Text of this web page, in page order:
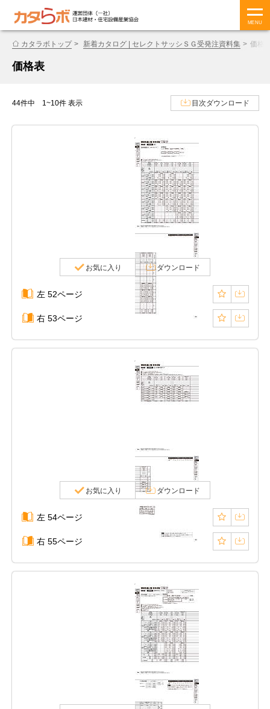
MENU
カタラボトップ 新着カタログ | セレクトサッシＳＧ受発注資料集 価格
価格表
44件中 1~10件 表示 目次ダウンロード
お気に入り ダウンロード
左 52ページ
右 53ページ
お気に入り ダウンロード
左 54ページ
右 55ページ